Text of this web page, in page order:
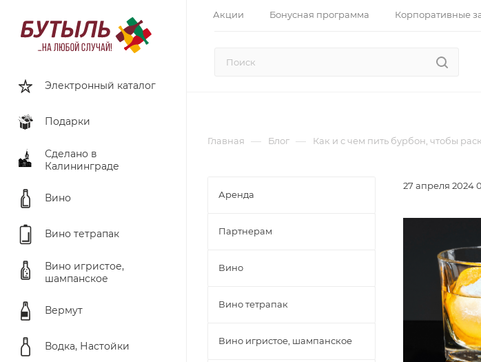
Акции Бонусная программа Корпоративные
Электронный каталог
Подарки
Сделано в
Калининграде
Вино
Вино тетрапак
Вино игристое,
шампанское
Вермут
Водка, Настойки
Главная — Блог — Как и с чем пить бурбон, чтобы
27 апреля 2024
Аренда
Партнерам
Вино
Вино тетрапак
Вино игристое, шампанское